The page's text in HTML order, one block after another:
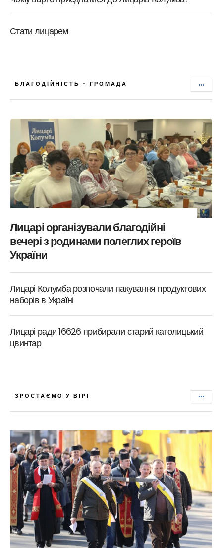
Стати лицарем
БЛАГОДІЙНІСТЬ - ГРОМАДА
Лицарі організували благодійні
вечері з родинами полеглих героїв
України
Лицарі Колумба розпочали пакування продуктових
наборів в Україні
Лицарі ради 16626 прибирали старий католицький
цвинтар
ЗРОСТАЄМО У ВІРІ